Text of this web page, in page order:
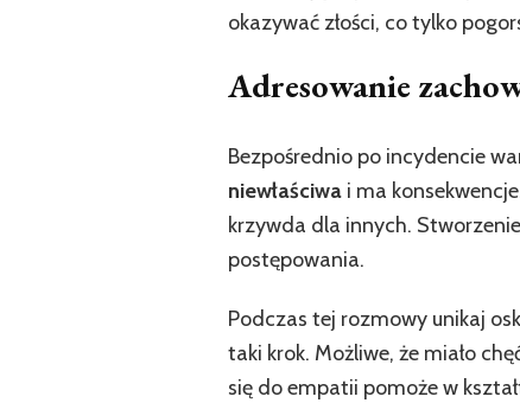
okazywać złości, co tylko
Adresowanie
Bezpośrednio po incydencie
niewłaściwa i ma
krzywda dla innych.
postępowania.
Podczas tej rozmowy unikaj
taki krok. Możliwe, że miało
się do empatii pomoże w